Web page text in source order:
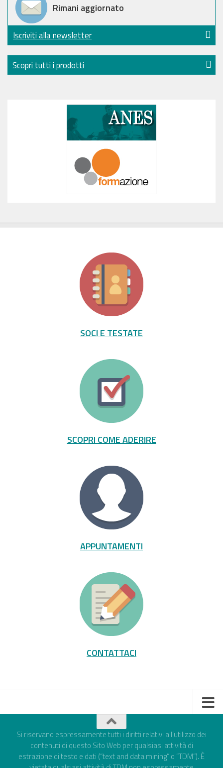
Rimani aggiornato
Iscriviti alla newsletter
Scopri tutti i prodotti
SOCI E TESTATE
SCOPRI COME ADERIRE
APPUNTAMENTI
CONTATTACI
Si riservano espressamente tutti i diritti relativi all’utilizzo dei
contenuti di questo Sito Web per qualsiasi attività di
estrazione di testo e dati (“text and data mining” o “TDM”). È